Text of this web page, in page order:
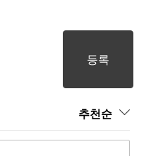
추천순